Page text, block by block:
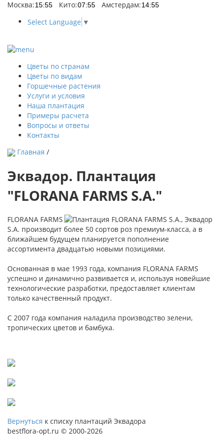
Москва: Кито:
Амстердам:
Select Language ▼
Цветы по странам
Цветы по видам
Горшечные растения
Услуги и условия
Наша плантация
Примеры расчета
Вопросы и ответы
Контакты
Главная /
Эквадор. Плантация
"FLORANA FARMS S.A."
FLORANA FARMS
S.A. производит более 50 сортов роз премиум-класса, а в
ближайшем будущем планируется пополнение
ассортимента двадцатью новыми позициями.
Основанная в мае 1993 года, компания FLORANA FARMS
успешно и динамично развивается и, используя новейшие
технологические разработки, предоставляет клиентам
только качественный продукт.
С 2007 года компания наладила производство зелени,
тропических цветов и бамбука.
Вернуться к списку плантаций Эквадора
bestflora-opt.ru © 2000-2026